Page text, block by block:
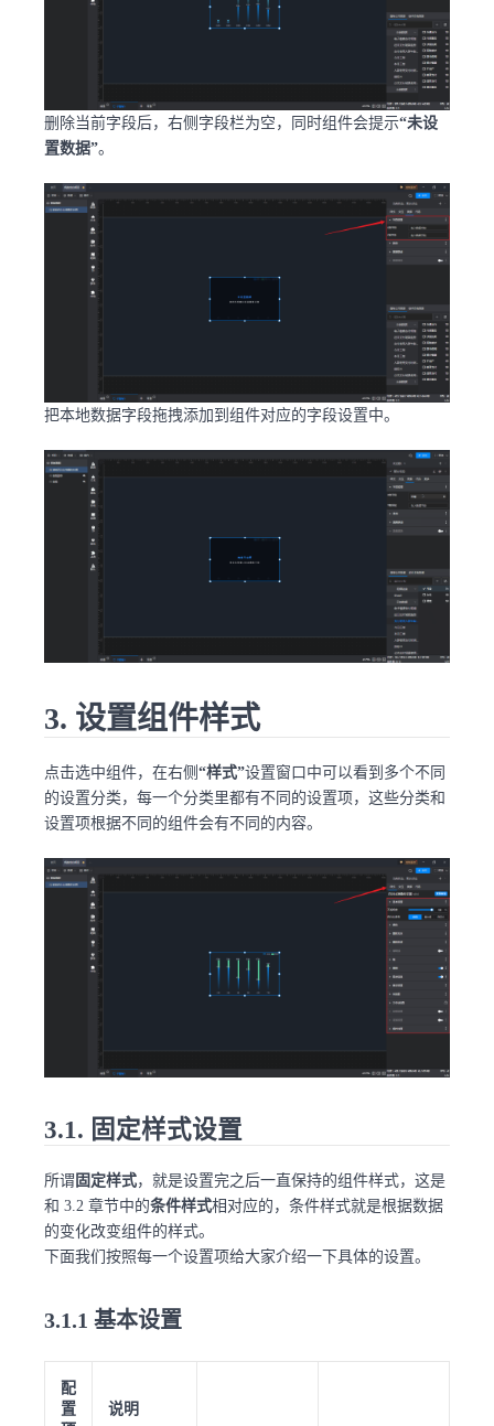
删除当前字段后，右侧字段栏为空，同时组件会提示“未设
置数据”。
把本地数据字段拖拽添加到组件对应的字段设置中。
3. 设置组件样式
点击选中组件，在右侧 “样式”设置窗口中可以看到多个不同
的设置分类，每一个分类里都有不同的设置项，这些分类和
设置项根据不同的组件会有不同的内容。
3.1. 固定样式设置
所谓 固定样式，就是设置完之后一直保持的组件样式，这是
和 3.2 章节中的条件样式相对应的，条件样式就是根据数据
的变化改变组件的样式。
下面我们按照每一个设置项给大家介绍一下具体的设置。
3.1.1 基本设置
配
置
说明